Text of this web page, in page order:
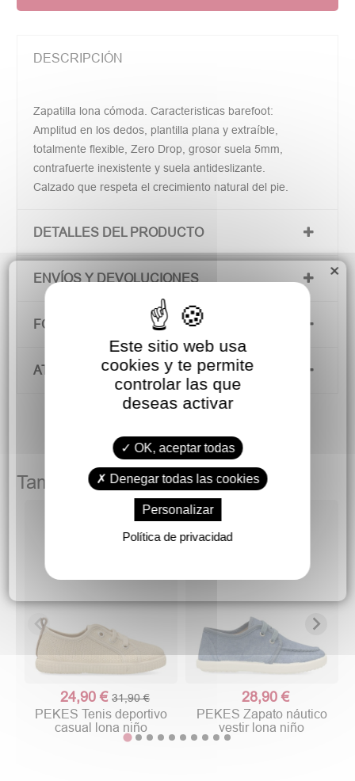
DESCRIPCIÓN
Zapatilla lona cómoda. Caracteristicas barefoot:
Amplitud en los dedos, plantilla plana y extraíble,
totalmente flexible, Zero Drop, grosor suela 5mm,
contrafuerte inexistente y suela antideslizante.
Calzado que respeta el crecimiento natural del pie.
DETALLES DEL PRODUCTO
ENVÍOS Y DEVOLUCIONES
FORMAS DE PAGO
ATENCIÓN AL CLIENTE
También podría gustarte
24,90 €31,90 €
PEKES Tenis deportivo
casual lona niño
28,90 €
PEKES Zapato náutico
vestir lona niño
×
Este sitio web usa
cookies y te permite
controlar las que
deseas activar
OK, aceptar todas
Denegar todas las cookies
Personalizar
Política de privacidad